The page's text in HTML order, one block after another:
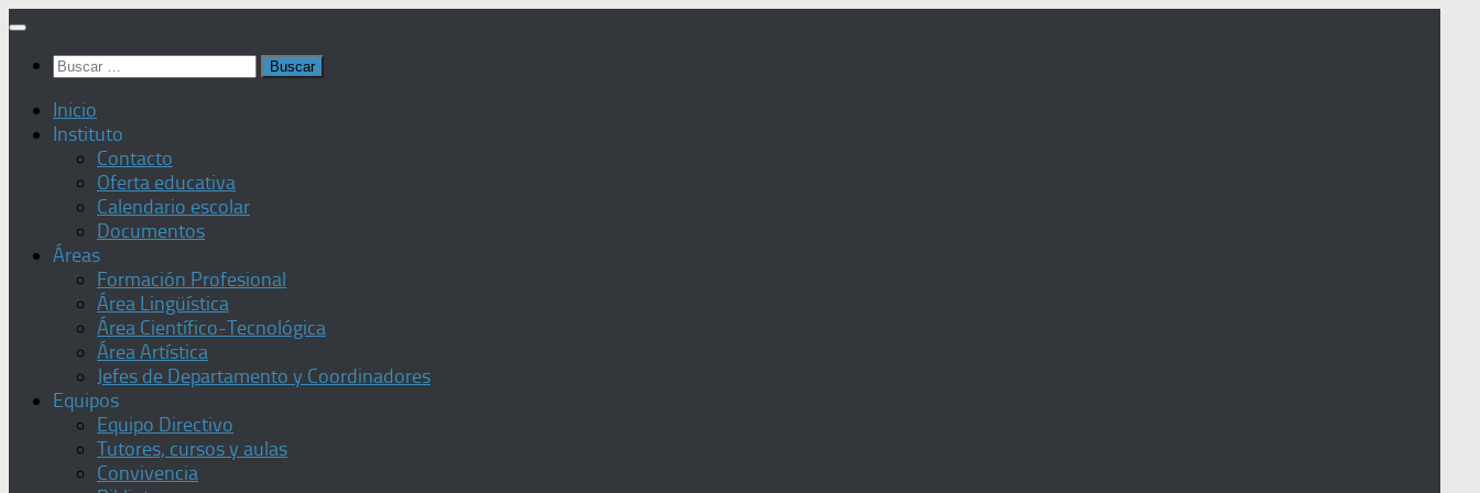
Saltar
contenido
Buscar:
Inicio
Instituto
Contacto
Oferta educativa
Calendario escolar
Documentos
Áreas
Formación Profesional
Área Lingüística
Área Científico-Tecnológica
Área Artística
Jefes de Departamento y Coordinadores
Equipos
Equipo Directivo
Tutores, cursos y aulas
Convivencia